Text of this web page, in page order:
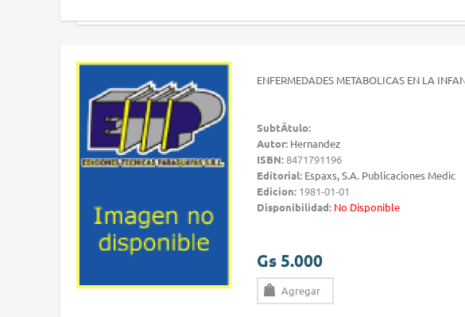
ENFERMEDADES METABOLICAS EN LA
SubtÃ­tulo:
Autor: Hernandez
ISBN:8471791196
Editorial: Espaxs, S.A. Publicaciones Medic
Edicion: 1981-01-01
Disponibilidad: No Disponible
Gs 5.000
Agregar